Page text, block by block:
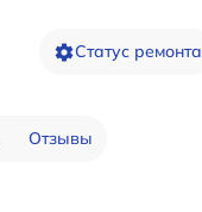
Статус ремонта
Отзывы